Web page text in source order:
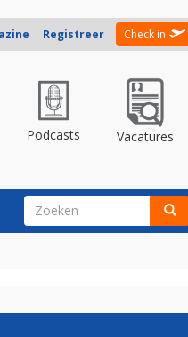
Registreer Check in
Podcasts Vacatures
ZOEKVELD